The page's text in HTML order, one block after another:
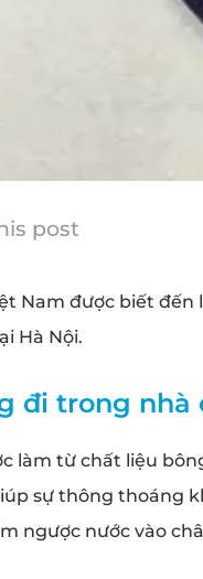
post
Nam được biết đến
Hà Nội.
đi trong
làm từ chất liệu
sự thông thoáng
ngược nước vào